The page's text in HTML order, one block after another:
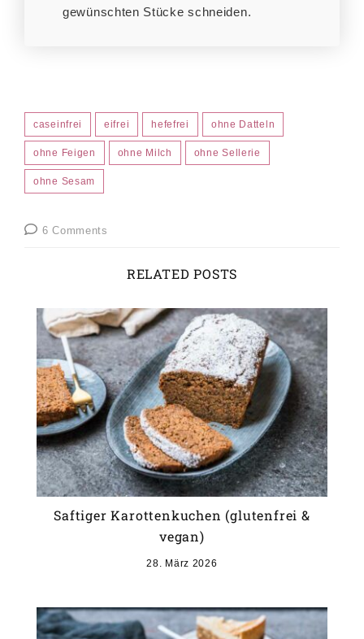
gewünschten Stücke schneiden.
caseinfrei eifrei hefefrei ohne Datteln
ohne Feigen ohne Milch ohne Sellerie
ohne Sesam
6 Comments
RELATED POSTS
Saftiger Karottenkuchen (glutenfrei &
vegan)
28. März 2026